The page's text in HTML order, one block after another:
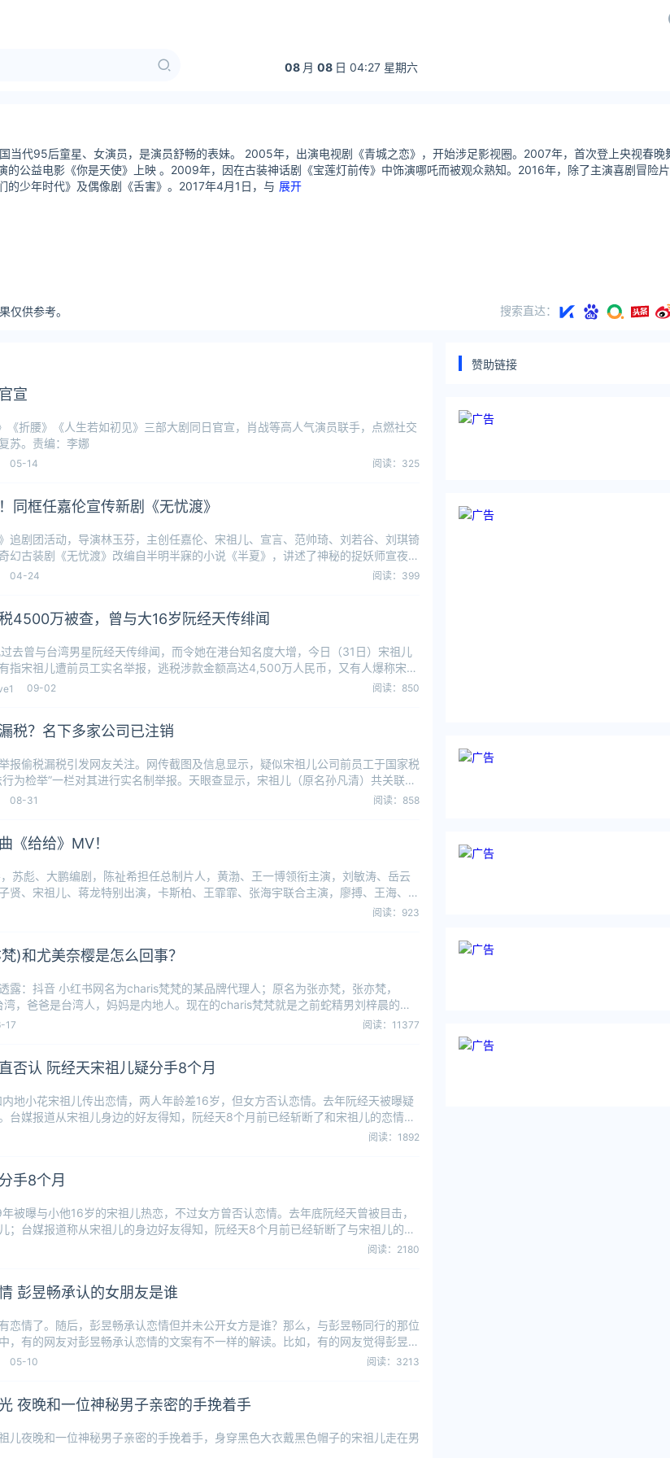
08 月 08 日 04:27 星期六
当代95后童星、女演员，是演员舒畅的表妹。 2005年，出演电视剧《青城之恋》，开始涉足影视圈。2007年，首次登上央视春晚
的公益电影《你是天使》上映 。2009年，因在古装神话剧《宝莲灯前传》中饰演哪吒而被观众熟知。2016年，除了主演喜剧冒险片
的少年时代》及偶像剧《舌害》。2017年4月1日，与 展开
仅供参考。 搜索直达：
宣
《折腰》《人生若如初见》三部大剧同日官宣，肖战等高人气演员联手，点燃社交
苏。责编：李娜
05-14 阅读：325
同框任嘉伦宣传新剧《无忧渡》
追剧团活动，导演林玉芬，主创任嘉伦、宋祖儿、宣言、范帅琦、刘若谷、刘琪锜
幻古装剧《无忧渡》改编自半明半寐的小说《半夏》，讲述了神秘的捉妖师宣夜
04-24 阅读：399
4500万被查，曾与大16岁阮经天传绯闻
去曾与台湾男星阮经天传绯闻，而令她在港台知名度大增，今日（31日）宋祖儿
指宋祖儿遭前员工实名举报，逃税涉款金额高达4,500万人民币，又有人爆称宋祖
09-02 阅读：850
税？名下多家公司已注销
报偷税漏税引发网友关注。网传截图及信息显示，疑似宋祖儿公司前员工于国家税
为检举”一栏对其进行实名制举报。天眼查显示，宋祖儿（原名孙凡清）共关联4
08-31 阅读：858
《给给》MV！
苏彪、大鹏编剧，陈祉希担任总制片人，黄渤、王一博领衔主演，刘敏涛、岳云
贤、宋祖儿、蒋龙特别出演，卡斯柏、王霏霏、张海宇联合主演，廖搏、王海、乔
阅读：923
)和尤美奈樱是怎么回事？
露：抖音 小红书网名为charis梵梵的某品牌代理人；原名为张亦梵，张亦梵，
，爸爸是台湾人，妈妈是内地人。现在的charis梵梵就是之前蛇精男刘梓晨的贴
17 阅读：11377
否认 阮经天宋祖儿疑分手8个月
地小花宋祖儿传出恋情，两人年龄差16岁，但女方否认恋情。去年阮经天被曝疑
台媒报道从宋祖儿身边的好友得知，阮经天8个月前已经斩断了和宋祖儿的恋情，
阅读：1892
手8个月
被曝与小他16岁的宋祖儿热恋，不过女方曾否认恋情。去年底阮经天曾被目击，
；台媒报道称从宋祖儿的身边好友得知，阮经天8个月前已经斩断了与宋祖儿的恋
阅读：2180
彭昱畅承认的女朋友是谁
恋情了。随后，彭昱畅承认恋情但并未公开女方是谁？那么，与彭昱畅同行的那位
，有的网友对彭昱畅承认恋情的文案有不一样的解读。比如，有的网友觉得彭昱畅
05-10 阅读：3213
夜晚和一位神秘男子亲密的手挽着手
儿夜晚和一位神秘男子亲密的手挽着手，身穿黑色大衣戴黑色帽子的宋祖儿走在男
赞助链接